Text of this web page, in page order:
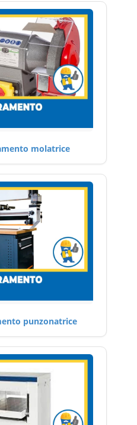
molatrice
punzonatrice